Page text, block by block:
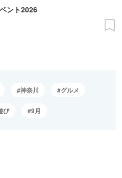
ント2026
神奈川 グルメ
び 9月